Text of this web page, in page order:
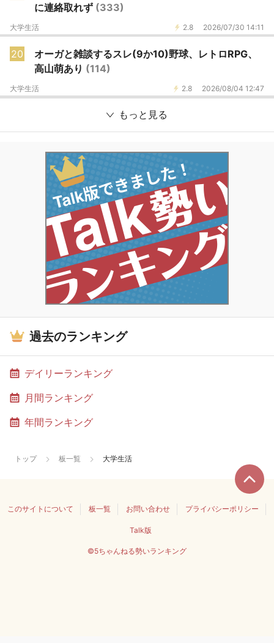
に連絡取れず (333)
2.8 2026/07/30 14:11
大学生活
20
オーガと雑談するスレ(9か10)野球、レトロRPG、
高山萌あり (114)
2.8 2026/08/04 12:47
大学生活
もっと見る
過去のランキング
デイリーランキング
月間ランキング
年間ランキング
トップ 板一覧 大学生活
このサイトについて 板一覧 お問い合わせ プライバシーポリシー
Talk版
©5ちゃんねる勢いランキング